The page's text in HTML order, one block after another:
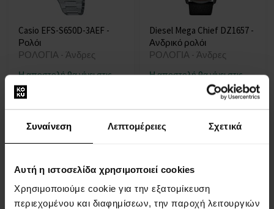
Συναίνεση Λεπτομέρειες Σχετικά
Αυτή η ιστοσελίδα χρησιμοποιεί cookies
Χρησιμοποιούμε cookie για την εξατομίκευση
περιεχομένου και διαφημίσεων, την παροχή λειτουργιών
Casio EFS-S650D-3AEF -
Ρολόι
ΡΟΛΟΓΙΑ - Άνδρες
Η αποστολή θα γίνει στις
11.08.
229,00 € 206,10 €
Diesel Mega Chief DZ1657 -
Ανδρικό ρολόι
ΡΟΛΟΓΙΑ - Άνδρες
Η αποστολή θα γίνει στις
135,00 €